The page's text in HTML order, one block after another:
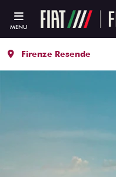
MENU
Firenze Resende